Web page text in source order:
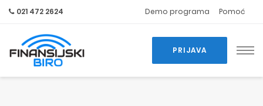
021 472 2624 Demo programa Pomoć
PRIJAVA